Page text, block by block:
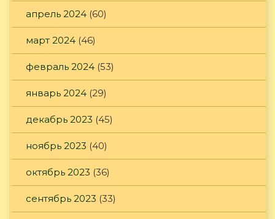
апрель 2024 (60)
март 2024 (46)
февраль 2024 (53)
январь 2024 (29)
декабрь 2023 (45)
ноябрь 2023 (40)
октябрь 2023 (36)
сентябрь 2023 (33)